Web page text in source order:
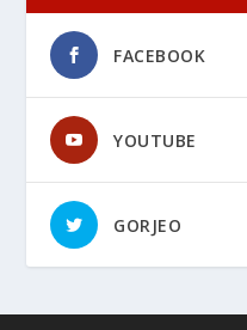
FACEBOOK
YOUTUBE
GORJEO